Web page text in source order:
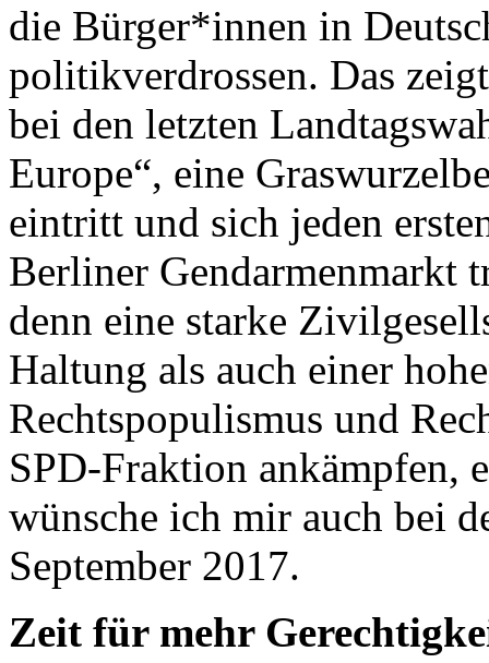
die Bürger*innen in
politikverdrossen. Das
bei den letzten
Europe“, eine
eintritt und sich jeden
Berliner Gendarmenmarkt
denn eine starke
Haltung als auch einer
Rechtspopulismus und
SPD-Fraktion ankämpfen,
wünsche ich mir auch bei
September 2017.
Zeit für mehr